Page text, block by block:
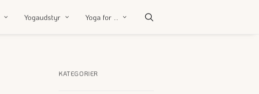
Yogaudstyr Yoga for …
KATEGORIER